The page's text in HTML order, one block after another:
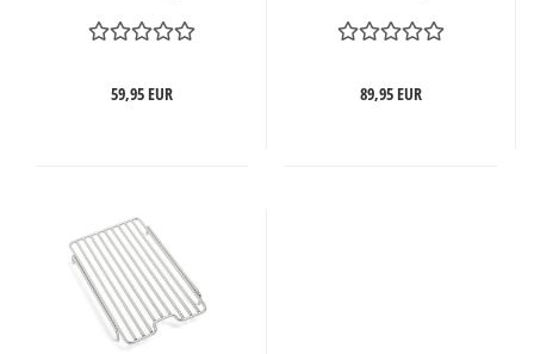
59,95 EUR 89,95 EUR